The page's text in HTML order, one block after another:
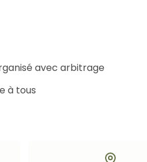
avec arbitrage
à tous